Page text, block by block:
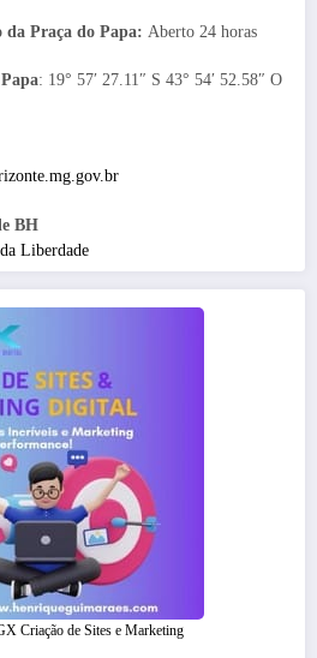
Praça do Papa: Aberto 24 horas
: 19° 57′ 27.11″ S 43° 54′ 52.58″ O
BH
Liberdade
Criação de Sites e Marketing